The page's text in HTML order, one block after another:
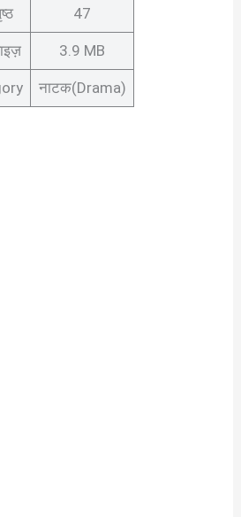
47
3.9 MB
नाटक(Drama)